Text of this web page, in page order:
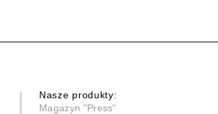
Nasze produkty:
Magazyn "Press"